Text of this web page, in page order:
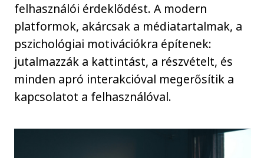
felhasználói érdeklődést. A modern
platformok, akárcsak a médiatartalmak, a
pszichológiai motivációkra építenek:
jutalmazzák a kattintást, a részvételt, és
minden apró interakcióval megerősítik a
kapcsolatot a felhasználóval.